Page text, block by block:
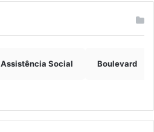
Assistência Social Boulevard